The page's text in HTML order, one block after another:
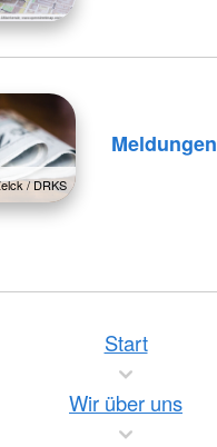
/ DRKS
Meldungen
Start
Wir über uns